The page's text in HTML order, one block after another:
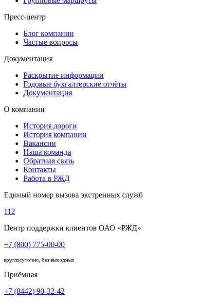
Пресс-центр
Блог компании
Частые вопросы
Документация
Раскрытие информации
Годовые бухгалтерские отчёты
Документация
О компании
История дороги
История компании
Вакансии
Наша команда
Обратная связь
Контакты
Работа в РЖД
Единый номер вызова экстренных служб
112
Центр поддержки клиентов ОАО «РЖД»
+7 (800) 775-00-00
круглосуточно, без выходных
Приёмная
+7 (8442) 90-32-42